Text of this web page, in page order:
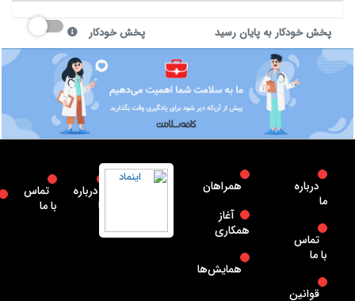
پخش خودکار به پایان رسید پخش خودکار
درباره
ما
تماس
با ما
قوانین
همراهان
آغاز
همکاری
همایش‌ها
درباره
ما
تماس
با ما